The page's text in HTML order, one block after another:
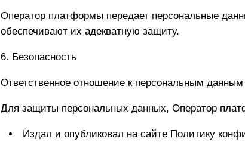
Оператор платформы передает персональные
обеспечивают их адекватную защиту.
6. Безопасность
Ответственное отношение к персональным
Для защиты персональных данных, Оператор
Издал и опубликовал на сайте Политику